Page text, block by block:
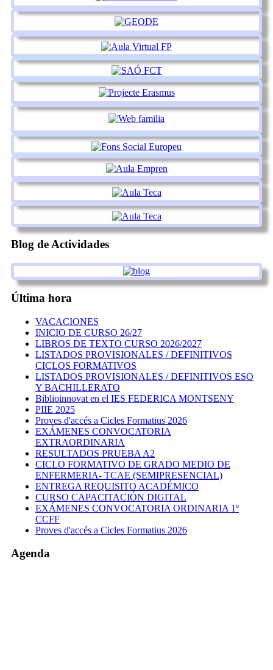
Blog de Actividades
Última hora
VACACIONES
INICIO DE CURSO 26/27
LIBROS DE TEXTO CURSO 2026/2027
LISTADOS PROVISIONALES / DEFINITIVOS
CICLOS FORMATIVOS
LISTADOS PROVISIONALES / DEFINITIVOS ESO
Y BACHILLERATO
Biblioinnovat en el IES FEDERICA MONTSENY
PIIE 2025
Proves d'accés a Cicles Formatius 2026
EXÁMENES CONVOCATORIA
EXTRAORDINARIA
RESULTADOS PRUEBA A2
CICLO FORMATIVO DE GRADO MEDIO DE
ENFERMERIA- TCAE (SEMIPRESENCIAL)
ENTREGA REQUISITO ACADÉMICO
CURSO CAPACITACIÓN DIGITAL
EXÁMENES CONVOCATORIA ORDINARIA 1º
CCFF
Proves d'accés a Cicles Formatius 2026
Agenda